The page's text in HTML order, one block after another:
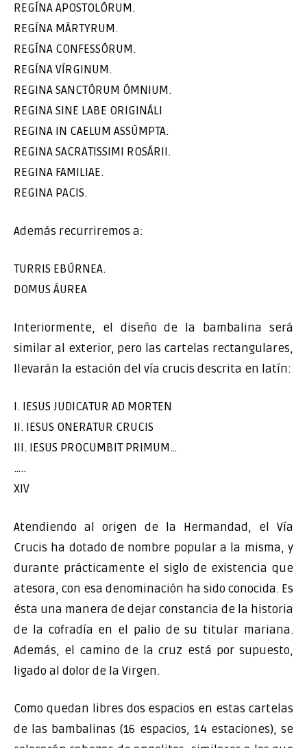
REGÍNA APOSTOLÓRUM.
REGÍNA MÁRTYRUM.
REGÍNA CONFESSÓRUM.
REGÍNA VÍRGINUM.
REGINA SANCTÓRUM ÓMNIUM.
REGINA SINE LABE ORIGINÁLI
REGINA IN CAELUM ASSÚMPTA.
REGINA SACRATISSIMI ROSÁRII.
REGINA FAMILIAE.
REGINA PACIS.
Además recurriremos a:
TURRIS EBÚRNEA.
DOMUS ÁUREA
Interiormente, el diseño de la bambalina será
similar al exterior, pero las cartelas rectangulares,
llevarán la estación del vía crucis descrita en latín:
I. IESUS JUDICATUR AD MORTEN
II. IESUS ONERATUR CRUCIS
III. IESUS PROCUMBIT PRIMUM…
…..
XIV
Atendiendo al origen de la Hermandad, el Vía
Crucis ha dotado de nombre popular a la misma, y
durante prácticamente el siglo de existencia que
atesora, con esa denominación ha sido conocida. Es
ésta una manera de dejar constancia de la historia
de la cofradía en el palio de su titular mariana.
Además, el camino de la cruz está por supuesto,
ligado al dolor de la Virgen.
Como quedan libres dos espacios en estas cartelas
de las bambalinas (16 espacios, 14 estaciones), se